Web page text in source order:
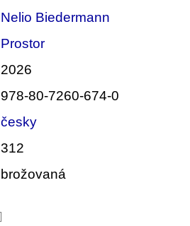
Nelio Biedermann
Prostor
2026
978-80-7260-674-0
česky
312
brožovaná